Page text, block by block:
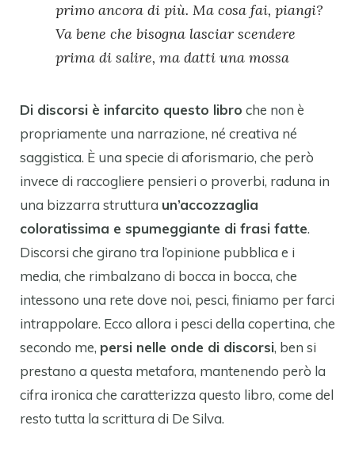
primo ancora di più. Ma cosa fai, piangi?
Va bene che bisogna lasciar scendere
prima di salire, ma datti una mossa
Di discorsi è infarcito questo libro che non è
propriamente una narrazione, né creativa né
saggistica. È una specie di aforismario, che però
invece di raccogliere pensieri o proverbi, raduna in
una bizzarra struttura un’accozzaglia
coloratissima e spumeggiante di frasi fatte.
Discorsi che girano tra l’opinione pubblica e i
media, che rimbalzano di bocca in bocca, che
intessono una rete dove noi, pesci, finiamo per farci
intrappolare. Ecco allora i pesci della copertina, che
secondo me, persi nelle onde di discorsi, ben si
prestano a questa metafora, mantenendo però la
cifra ironica che caratterizza questo libro, come del
resto tutta la scrittura di De Silva.